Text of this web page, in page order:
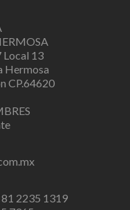
Local 13
Hermosa
CP.64620
2235 1319